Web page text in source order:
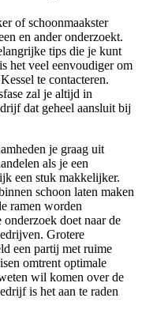
of schoonmaakster
en ander onderzoekt.
tips die je kunt
het veel eenvoudiger om
te contacteren.
zal je altijd in
dat geheel aansluit bij
je graag uit
als je een
een stuk makkelijker.
schoon laten maken
ramen worden
doet naar de
Grotere
een partij met ruime
omtrent optimale
wil komen over de
is het aan te raden